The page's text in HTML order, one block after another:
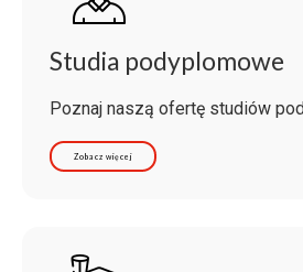
Studia podyplomowe
Poznaj naszą ofertę studiów
Zobacz więcej